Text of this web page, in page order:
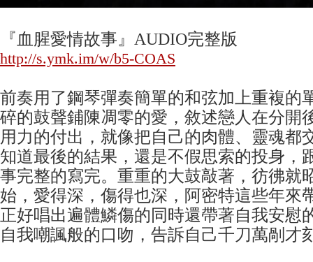
『血腥愛情故事』AUDIO完整版
http://s.ymk.im/w/b5-COAS
前奏用了鋼琴彈奏簡單的和弦加上重複的
碎的鼓聲鋪陳凋零的愛，敘述戀人在分開
用力的付出，就像把自己的肉體、靈魂都
知道最後的結果，還是不假思索的投身，
事完整的寫完。重重的大鼓敲著，彷彿就
始，愛得深，傷得也深，阿密特這些年來
正好唱出遍體鱗傷的同時還帶著自我安慰
自我嘲諷般的口吻，告訴自己千刀萬剮才